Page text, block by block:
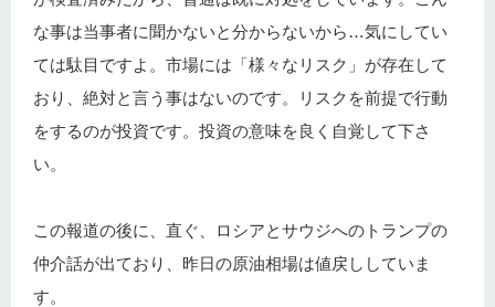
な事は当事者に聞かないと分からないから…気にしてい
ては駄目ですよ。市場には「様々なリスク」が存在して
おり、絶対と言う事はないのです。リスクを前提で行動
をするのが投資です。投資の意味を良く自覚して下さ
い。
この報道の後に、直ぐ、ロシアとサウジへのトランプの
仲介話が出ており、昨日の原油相場は値戻ししていま
す。